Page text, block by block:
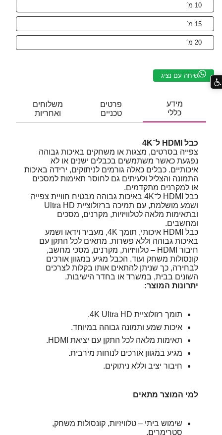
10 מ´
15 מ´
20 מ´
שיחה עם נציג
מידע
כללי
פרטים
טכניים
משלוחים
ואחריות
כבל HDMI ל־4K
צפייה בסרטים, מצגות או משחקים באיכות גבוהה
נפגעת כאשר משתמשים בכבלים ישנים או לא
איכותיים. כבלים כאלה גורמים לניתוקים, ירידה באיכות
התמונה והצליל ולעיתים גם לחוסר תאימות למסכים
או למקרנים מתקדמים.
כבל HDMI ל־4K באיכות גבוהה מבטיח חוויית צפייה
ושמע מושלמת, עם תמיכה ברזולוציית Ultra HD
ובתאימות מלאה לטלוויזיות, מקרנים, מסכים
ומחשבים.
כבל HDMI איכותי, תומך 4K, מעביר וידאו ושמע
באיכות גבוהה וללא פשרות. מתאים לכל התקן עם
חיבור HDMI – טלוויזיות, מקרנים, מסכי מחשב,
קונסולות משחק ועוד. הכבל מגיע במגוון אורכים
לבחירה, כך שניתן להתאים אותו בקלות לצרכים
השונים בבית, במשרד או בחדר הישיבות.
יתרונות המוצר:
תומך רזולוציית 4K Ultra HD.
איכות שמע ותמונה גבוהה במיוחד.
תאימות מלאה לכל התקן עם יציאת HDMI.
מגיע במגוון אורכים לנוחות מירבית.
חיבור יציב וללא ניתוקים.
למי המוצר מתאים
שימוש ביתי – טלוויזיות, קונסולות משחק,
סטרימרים.